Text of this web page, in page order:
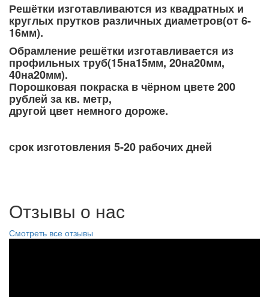
Решётки изготавливаются из квадратных и
круглых прутков различных диаметров(от 6-
16мм).
Обрамление решётки изготавливается из
профильных труб(15на15мм, 20на20мм,
40на20мм).
Порошковая покраска в чёрном цвете 200
рублей за кв. метр,
другой цвет немного дороже.
срок изготовления 5-20 рабочих дней
Отзывы о нас
Смотреть все отзывы